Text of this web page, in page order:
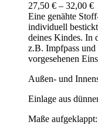
27,50 € – 32,00 €
Eine genähte
individuell
deines Kindes. In
z.B. Impfpass
vorgesehenen
Außen- und
Einlage aus
Maße